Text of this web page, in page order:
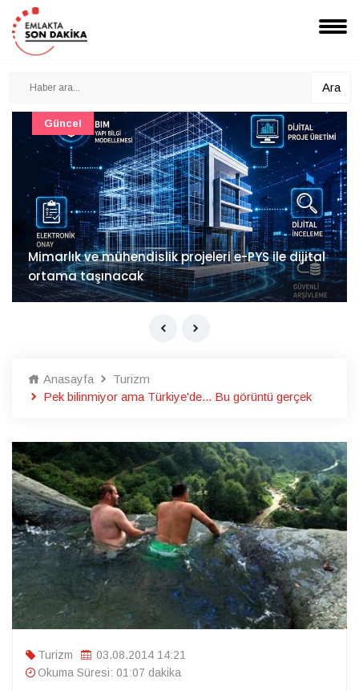
Ara
Mimarlık ve mühendislik projeleri e-PYS ile dijital
ortama taşınacak
Güncel
Anasayfa
Turizm
Pek bilinmiyor ama Türkiye'de... Bu görüntü gerçek
Turizm
03.08.2014 14:21
Okuma Süresi: 01:07 dakika